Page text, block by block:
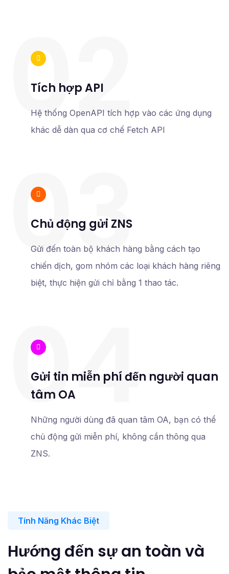
02
Tích hợp API
Hệ thống OpenAPI tích hợp vào các ứng dụng
khác dễ dàn qua cơ chế Fetch API
03
Chủ động gửi ZNS
Gửi đến toàn bộ khách hàng bằng cách tạo
chiến dịch, gom nhóm các loại khách hàng riêng
biệt, thực hiện gửi chỉ bằng 1 thao tác.
04
Gửi tin miễn phí đến người quan
tâm OA
Những người dùng đã quan tâm OA, bạn có thể
chủ động gửi miễn phí, không cần thông qua
ZNS.
Tính Năng Khác Biệt
Hướng đến sự an toàn và